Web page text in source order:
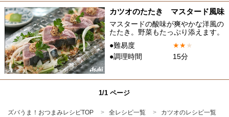
カツオのたたき マスタード風味
マスタードの酸味が爽やかな洋風の
たたき。野菜もたっぷり添えます。
●難易度
★★★
●調理時間
15分
1/1 ページ
ズバうま！おつまみレシピTOP 全レシピ一覧 カツオのレシピ一覧